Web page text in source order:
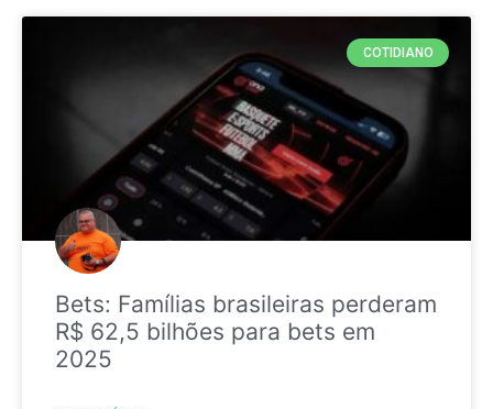
COTIDIANO
Bets: Famílias brasileiras perderam
R$ 62,5 bilhões para bets em
2025